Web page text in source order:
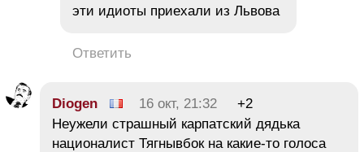
эти идиоты приехали из Львова
Ответить
Diogen 16 окт, 21:32
+2
Неужели страшный карпатский дядька
националист Тягнывбок на какие-то голоса